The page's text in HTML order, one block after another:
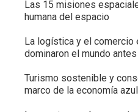
Las 15 misiones
humana del espacio
La logística y el comercio
dominaron el mundo
Turismo sostenible y
marco de la economía